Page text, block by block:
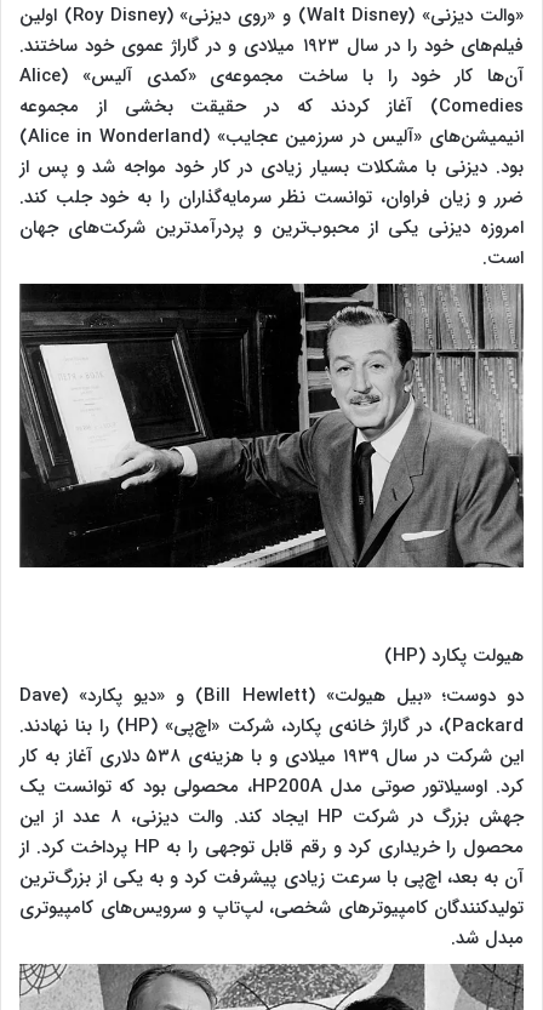
«والت دیزنی» (Walt Disney) و «روی دیزنی» (Roy Disney) اولین
فیلم‌های خود را در سال ۱۹۲۳ میلادی و در گاراژ عموی خود ساختند.
آن‌ها کار خود را با ساخت مجموعه‌ی «کمدی آلیس» (Alice
Comedies) آغاز کردند که در حقیقت بخشی از مجموعه
انیمیشن‌های «آلیس در سرزمین عجایب» (Alice in Wonderland)
بود. دیزنی با مشکلات بسیار زیادی در کار خود مواجه شد و پس از
ضرر و زیان فراوان، توانست نظر سرمایه‌گذاران را به خود جلب کند.
امروزه دیزنی یکی از محبوب‌ترین و پردرآمدترین شرکت‌های جهان
است.
هیولت پکارد (HP)
دو دوست؛ «بیل هیولت» (Bill Hewlett) و «دیو پکارد» (Dave
Packard)، در گاراژ خانه‌ی پکارد، شرکت «اچ‌پی» (HP) را بنا نهادند.
این شرکت در سال ۱۹۳۹ میلادی و با هزینه‌ی ۵۳۸ دلاری آغاز به کار
کرد. اوسیلاتور صوتی مدل HP200A، محصولی بود که توانست یک
جهش بزرگ در شرکت HP ایجاد کند. والت دیزنی، ۸ عدد از این
محصول را خریداری کرد و رقم قابل توجهی را به HP پرداخت کرد. از
آن به بعد، اچ‌پی با سرعت زیادی پیشرفت کرد و به یکی از بزرگ‌ترین
تولیدکنندگان کامپیوترهای شخصی، لپ‌تاپ و سرویس‌های کامپیوتری
مبدل شد.